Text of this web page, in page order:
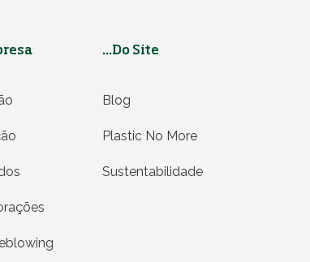
...Do Site
Blog
Plastic No More
Sustentabilidade